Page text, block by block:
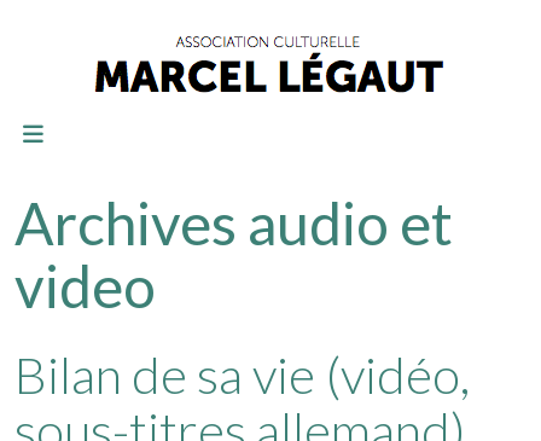
Archives audio et
video
Bilan de sa vie (vidéo,